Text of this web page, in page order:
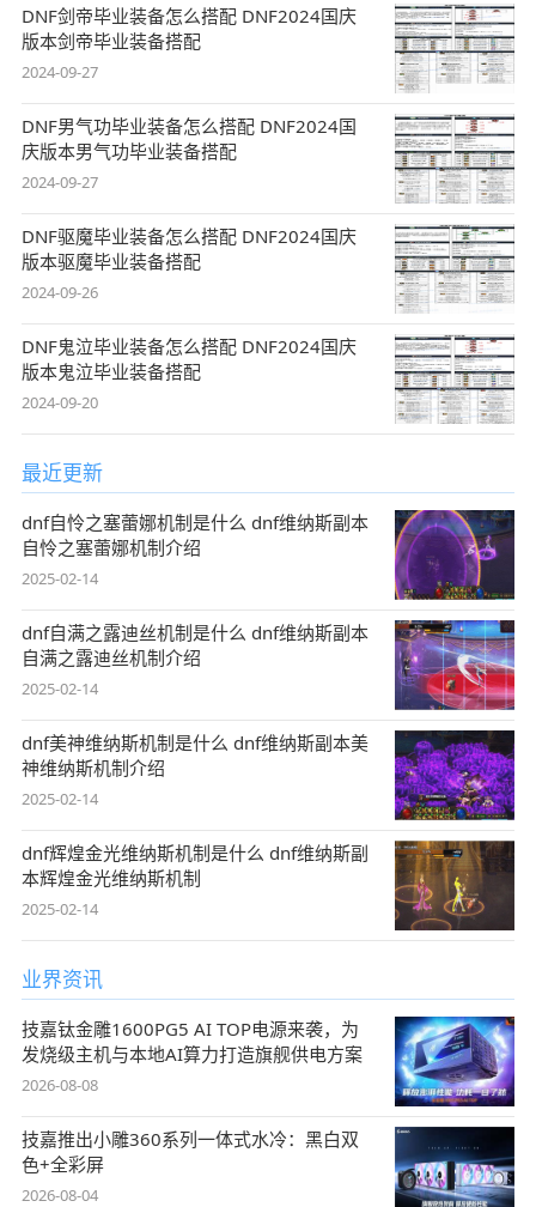
DNF剑帝毕业装备怎么搭配 DNF2024国庆
版本剑帝毕业装备搭配
2024-09-27
DNF男气功毕业装备怎么搭配 DNF2024国
庆版本男气功毕业装备搭配
2024-09-27
DNF驱魔毕业装备怎么搭配 DNF2024国庆
版本驱魔毕业装备搭配
2024-09-26
DNF鬼泣毕业装备怎么搭配 DNF2024国庆
版本鬼泣毕业装备搭配
2024-09-20
最近更新
dnf自怜之塞蕾娜机制是什么 dnf维纳斯副本
自怜之塞蕾娜机制介绍
2025-02-14
dnf自满之露迪丝机制是什么 dnf维纳斯副本
自满之露迪丝机制介绍
2025-02-14
dnf美神维纳斯机制是什么 dnf维纳斯副本美
神维纳斯机制介绍
2025-02-14
dnf辉煌金光维纳斯机制是什么 dnf维纳斯副
本辉煌金光维纳斯机制
2025-02-14
业界资讯
技嘉钛金雕1600PG5 AI TOP电源来袭，为
发烧级主机与本地AI算力打造旗舰供电方案
2026-08-08
技嘉推出小雕360系列一体式水冷：黑白双
色+全彩屏
2026-08-04